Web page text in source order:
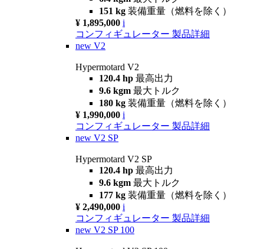
151 kg 装備重量（燃料を除く）
¥ 1,895,000 i
コンフィギュレーター 製品詳細
new V2
Hypermotard V2
120.4 hp 最高出力
9.6 kgm 最大トルク
180 kg 装備重量（燃料を除く）
¥ 1,990,000 i
コンフィギュレーター 製品詳細
new V2 SP
Hypermotard V2 SP
120.4 hp 最高出力
9.6 kgm 最大トルク
177 kg 装備重量（燃料を除く）
¥ 2,490,000 i
コンフィギュレーター 製品詳細
new V2 SP 100